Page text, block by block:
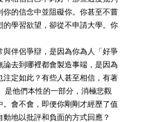
的信念中並阻礙你。你甚至不嘗
學習欲望，卻從不申請大學。你
伴侶爭辯，是因為你為人「好爭
去到哪裡都會製造事端，是因為
定如此？有些人甚至相信，有著
是他們本性的一部分，消極悲觀
會不會，即便你剛剛才經歷了值
地以批評和負面的方式回應？